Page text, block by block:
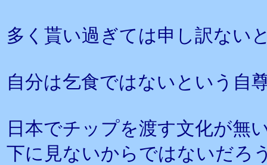
多く貰い過ぎては申し訳ない
自分は乞食ではないという自
日本でチップを渡す文化が無
下に見ないからではないだろ